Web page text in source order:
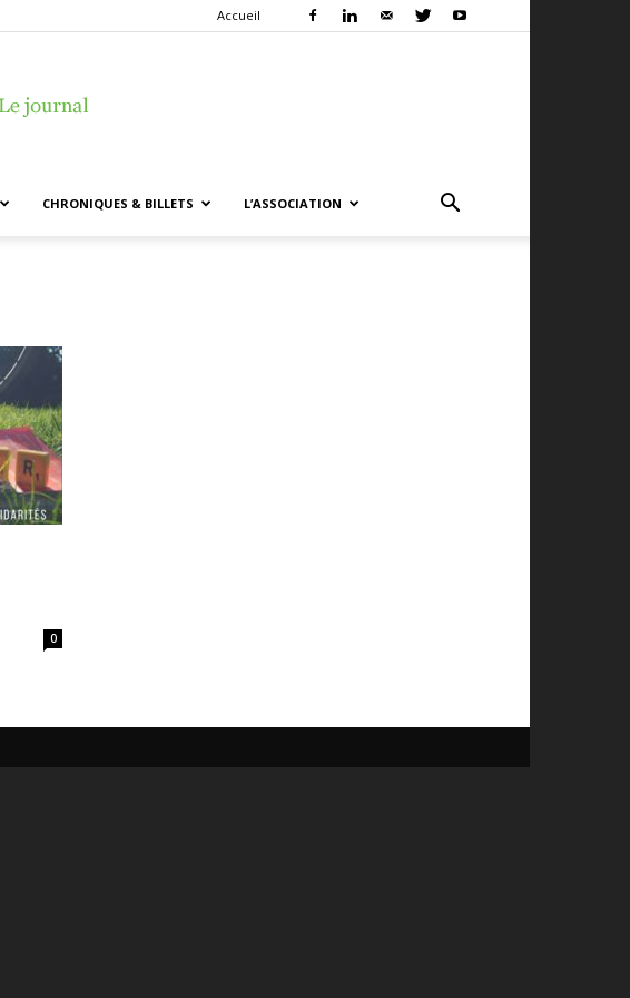
Accueil
CHRONIQUES & BILLETS L’ASSOCIATION
0